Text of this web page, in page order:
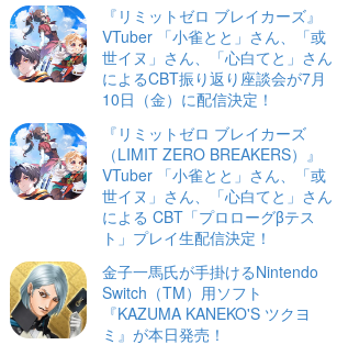
『リミットゼロ ブレイカーズ』
VTuber 「小雀とと」さん、「或
世イヌ」さん、「心白てと」さん
によるCBT振り返り座談会が7月
10日（金）に配信決定！
『リミットゼロ ブレイカーズ
（LIMIT ZERO BREAKERS）』
VTuber 「小雀とと」さん、「或
世イヌ」さん、「心白てと」さん
による CBT「プロローグβテス
ト」プレイ生配信決定！
金子一馬氏が手掛けるNintendo
Switch（TM）用ソフト
『KAZUMA KANEKO'S ツクヨ
ミ』が本日発売！